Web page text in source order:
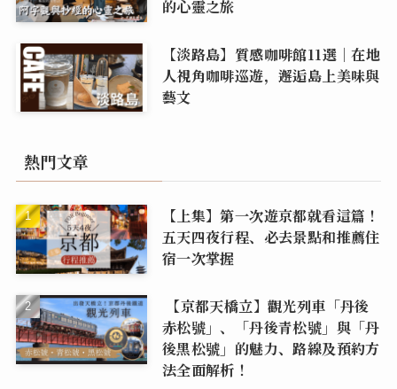
的心靈之旅
【淡路島】質感咖啡館11選｜在地
人視角咖啡巡遊，邂逅島上美味與
藝文
熱門文章
【上集】第一次遊京都就看這篇！
五天四夜行程、必去景點和推薦住
宿一次掌握
【京都天橋立】觀光列車「丹後
赤松號」、「丹後青松號」與「丹
後黑松號」的魅力、路線及預約方
法全面解析！